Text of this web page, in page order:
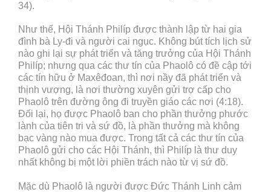
34).
Như thế, Hội Thánh Philíp được thành lập từ hai gia
đình bà Ly-đi và người cai ngục. Không bút tích lịch sử
nào ghi lại sự phát triển và tăng trưởng của Hội Thánh
Philíp; nhưng qua các thư tín của Phaolô có đề cập tới
các tín hữu ở Maxêđoan, thì nơi nầy đã phát triển và
thịnh vượng, là nơi thường xuyên gửi trợ cấp cho
Phaolô trên đường ông đi truyền giáo các nơi (4:18).
Đối lại, họ được Phaolô ban cho phần thưởng phước
lành của tiên tri và sứ đồ, là phần thưởng mà không
bạc vàng nào mua được. Trong tất cả các thư tín của
Phaolô gửi cho các Hội Thánh, thì Philíp là thư duy
nhất không bị một lời phiền trách nào từ vị sứ đồ.
Mặc dù Phaolô là người được Đức Thánh Linh cảm